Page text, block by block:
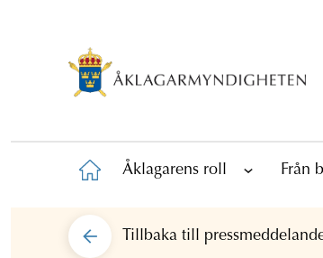
Åklagarens roll Från
Tillbaka till